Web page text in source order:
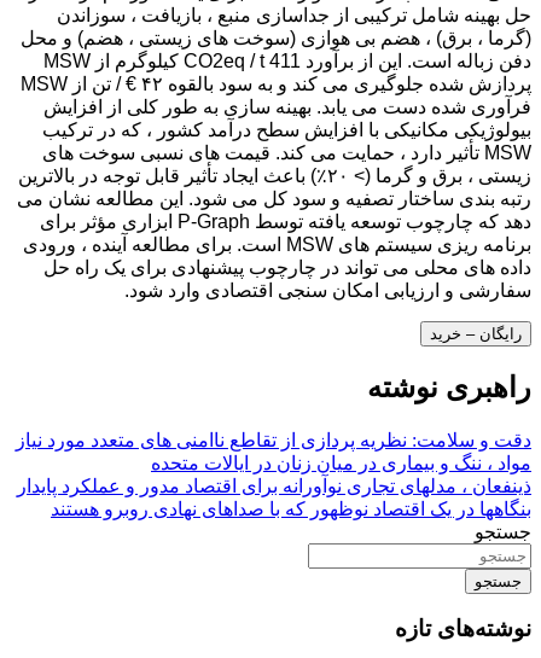
حل بهینه شامل ترکیبی از جداسازی منبع ، بازیافت ، سوزاندن
(گرما ، برق) ، هضم بی هوازی (سوخت های زیستی ، هضم) و محل
دفن زباله است. این از برآورد CO2eq / t 411 کیلوگرم از MSW
پردازش شده جلوگیری می کند و به سود بالقوه ۴۲ € / تن از MSW
فرآوری شده دست می یابد. بهینه سازی به طور کلی از افزایش
بیولوژیکی مکانیکی با افزایش سطح درآمد کشور ، که در ترکیب
MSW تأثیر دارد ، حمایت می کند. قیمت های نسبی سوخت های
زیستی ، برق و گرما (> ۲۰٪) باعث ایجاد تأثیر قابل توجه در بالاترین
رتبه بندی ساختار تصفیه و سود کل می شود. این مطالعه نشان می
دهد که چارچوب توسعه یافته توسط P-Graph ابزاری مؤثر برای
برنامه ریزی سیستم های MSW است. برای مطالعه آینده ، ورودی
داده های محلی می تواند در چارچوب پیشنهادی برای یک راه حل
سفارشی و ارزیابی امکان سنجی اقتصادی وارد شود.
رایگان – خرید
راهبری نوشته
دقت و سلامت: نظریه پردازی از تقاطع ناامنی های متعدد مورد نیاز
مواد ، ننگ و بیماری در میان زنان در ایالات متحده
ذینفعان ، مدلهای تجاری نوآورانه برای اقتصاد مدور و عملکرد پایدار
بنگاهها در یک اقتصاد نوظهور که با صداهای نهادی روبرو هستند
جستجو
جستجو
نوشته‌های تازه